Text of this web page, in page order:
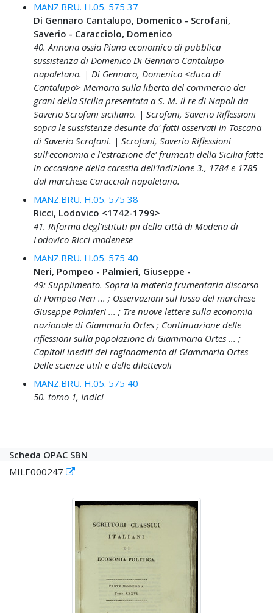
MANZ.BRU. H.05. 575 37
Di Gennaro Cantalupo, Domenico - Scrofani,
Saverio - Caracciolo, Domenico
40. Annona ossia Piano economico di pubblica
sussistenza di Domenico Di Gennaro Cantalupo
napoletano. | Di Gennaro, Domenico <duca di
Cantalupo> Memoria sulla liberta del commercio dei
grani della Sicilia presentata a S. M. il re di Napoli da
Saverio Scrofani siciliano. | Scrofani, Saverio Riflessioni
sopra le sussistenze desunte da' fatti osservati in Toscana
di Saverio Scrofani. | Scrofani, Saverio Riflessioni
sull'economia e l'estrazione de' frumenti della Sicilia fatte
in occasione della carestia dell'indizione 3., 1784 e 1785
dal marchese Caraccioli napoletano.
MANZ.BRU. H.05. 575 38
Ricci, Lodovico <1742-1799>
41. Riforma degl'istituti pii della città di Modena di
Lodovico Ricci modenese
MANZ.BRU. H.05. 575 40
Neri, Pompeo - Palmieri, Giuseppe -
49: Supplimento. Sopra la materia frumentaria discorso
di Pompeo Neri ... ; Osservazioni sul lusso del marchese
Giuseppe Palmieri ... ; Tre nuove lettere sulla economia
nazionale di Giammaria Ortes ; Continuazione delle
riflessioni sulla popolazione di Giammaria Ortes ... ;
Capitoli inediti del ragionamento di Giammaria Ortes
Delle scienze utili e delle dilettevoli
MANZ.BRU. H.05. 575 40
50. tomo 1, Indici
Scheda OPAC SBN
MILE000247